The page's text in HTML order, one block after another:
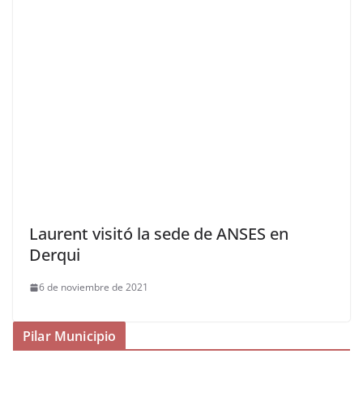
Laurent visitó la sede de ANSES en
Derqui
6 de noviembre de 2021
Pilar Municipio